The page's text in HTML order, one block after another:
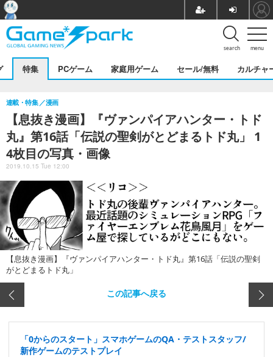
menu
search
特集 PCゲーム 家庭用ゲーム セール/無料 カルチャ
【息抜き漫画】『ヴァンパイアハンター・トド
丸』第16話「伝説の聖剣がとどまるトド丸」 1
4枚目の写真・画像
連載・特集 漫画
2019.10.15 Tue 12:00
【息抜き漫画】『ヴァンパイアハンター・トド丸』第16話「伝説の聖剣
がとどまるトド丸」
この記事へ戻る
「0からのスタート」スマホゲームのQA・テストスタッフ/
新作ゲームのテストプレイ